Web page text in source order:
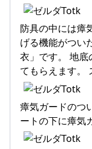
防具の中には瘴
げる機能がつい
衣」です。 地
てもらえます。
瘴気ガードのつ
ートの下に瘴気